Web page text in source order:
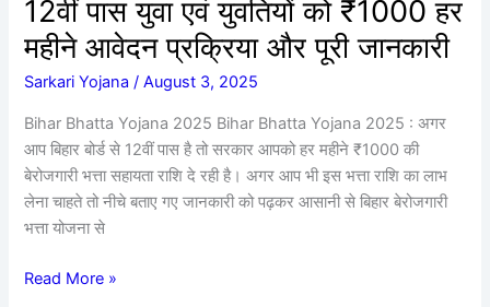
12वीं पास युवा एवं युवतियों को ₹1000 हर
महीने आवेदन प्रक्रिया और पूरी जानकारी
Sarkari Yojana /August 3, 2025
Bihar Bhatta Yojana 2025 Bihar Bhatta Yojana 2025 : अगर
आप बिहार बोर्ड से 12वीं पास है तो सरकार आपको हर महीने ₹1000 की
बेरोजगारी भत्ता सहायता राशि दे रही है। अगर आप भी इस भत्ता राशि का लाभ
लेना चाहते तो नीचे बताए गए जानकारी को पढ़कर आसानी से बिहार बेरोजगारी
भत्ता योजना से
हर
महीने
आवेदन
प्रक्रिया
और
पूरी
जानकारी
Read More »